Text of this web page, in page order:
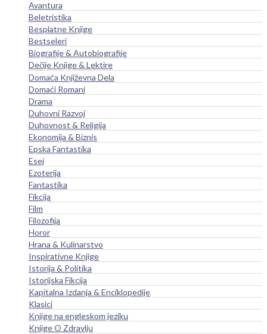
Avantura
Beletristika
Besplatne Knjige
Bestseleri
Biografije & Autobiografije
Dečije Knjige & Lektire
Domaća Književna Dela
Domaći Romani
Drama
Duhovni Razvoj
Duhovnost & Religija
Ekonomija & Biznis
Epska Fantastika
Esej
Ezoterija
Fantastika
Fikcija
Film
Filozofija
Horor
Hrana & Kulinarstvo
Inspirativne Knjige
Istorija & Politika
Istorijska Fikcija
Kapitalna Izdanja & Enciklopedije
Klasici
Knjige na engleskom jeziku
Knjige O Zdravlju